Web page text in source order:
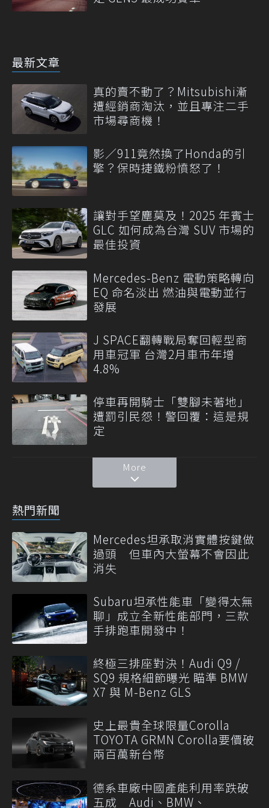
最新文章
真的賣不動了？Mitsubishi漸
遭經銷商淘汰，並且專注二手
市場尋商機！
影／911竟然換了Honda的引
擎？保時捷鐵粉憤怒了！
讓對手望塵莫及！2025 年賓士
GLC 如何成為台灣 SUV 市場的
最佳投資
Mercedes-Benz 電動策略轉向
EQ 命名淡出 燃油與電動並行
發展
J SPACE翻轉戰局奪回輕型商
用車冠軍 台灣2月車市年增
4.8%
停車再開騎士「雙腳未著地」
遭罰引民怨！警回覆：這是規
定
More
熱門新聞
Mercedes坦承取消實體按鍵做
過頭 但車內大螢幕不會因此
消失
Subaru坦承性能車「變得太無
聊」成立全新性能部門，三款
手排跑車開發中！
終極三排座對決！Audi Q9 /
SQ9 規格細節曝光 瞄準 BMW
X7 與 M-Benz GLS
史上最貴全球限量Corolla
TOYOTA GRMN Corolla要價破
兩百萬新台幣
德系車廠中國產能利用率跌破
五成 Audi、BMW、